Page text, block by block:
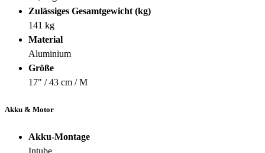
Zulässiges Gesamtgewicht (kg)
141 kg
Material
Aluminium
Größe
17" / 43 cm / M
Akku & Motor
Akku-Montage
Intube